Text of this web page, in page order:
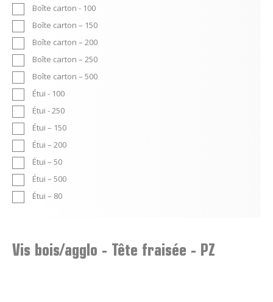
Boîte carton - 100
Boîte carton – 150
Boîte carton – 200
Boîte carton – 250
Boîte carton – 500
Étui - 100
Étui - 250
Étui – 150
Étui – 200
Étui – 50
Étui – 500
Étui – 80
Vis bois/agglo - Tête fraisée - PZ